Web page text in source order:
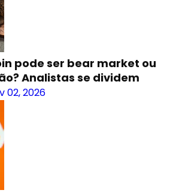
pode ser bear market ou
Analistas se dividem
02, 2026